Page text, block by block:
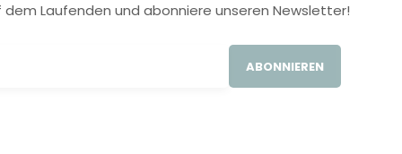
dem Laufenden und abonniere unseren Newsletter!
ABONNIEREN